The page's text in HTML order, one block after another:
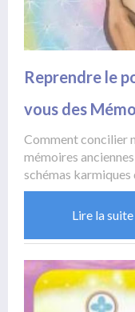
Reprendre le
vous des
Comment concilier
mémoires
schémas karmiques
Lire la suite